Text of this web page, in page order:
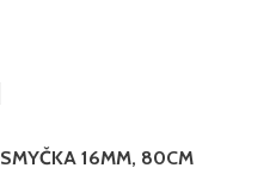
SMYČKA 16MM, 80CM